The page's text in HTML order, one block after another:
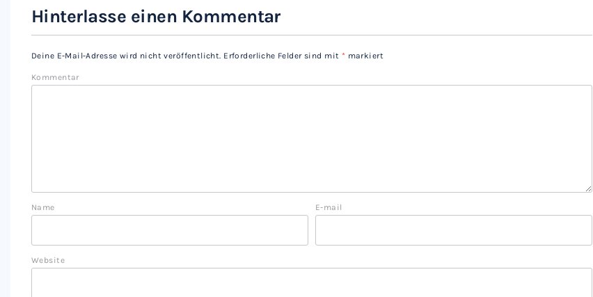
Hinterlasse einen Kommentar
Deine E-Mail-Adresse wird nicht veröffentlicht. Erforderliche Felder sind mit * markiert
Kommentar
Name E-mail
Website